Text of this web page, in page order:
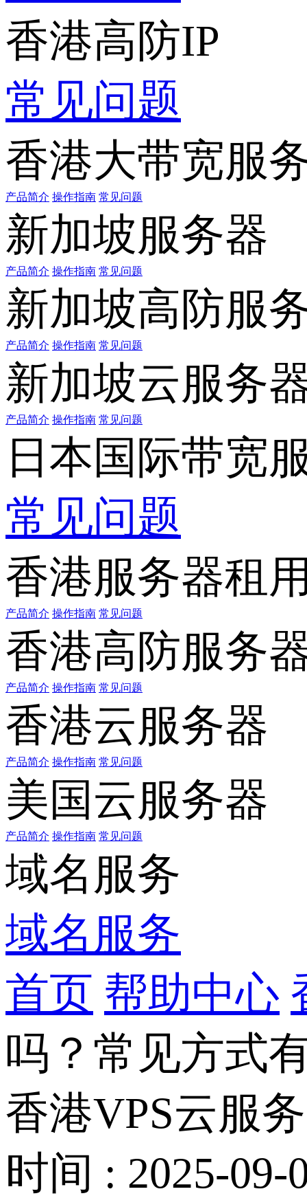
香港高防IP
常见问题
香港大带宽服
产品简介 操作指南 常见问题
新加坡服务器
产品简介 操作指南 常见问题
新加坡高防服
产品简介 操作指南 常见问题
新加坡云服务
产品简介 操作指南 常见问题
日本国际带宽
常见问题
香港服务器租
产品简介 操作指南 常见问题
香港高防服务
产品简介 操作指南 常见问题
香港云服务器
产品简介 操作指南 常见问题
美国云服务器
产品简介 操作指南 常见问题
域名服务
域名服务
首页 帮助中心
吗？常见方式
香港VPS云服
时间 : 2025-09-